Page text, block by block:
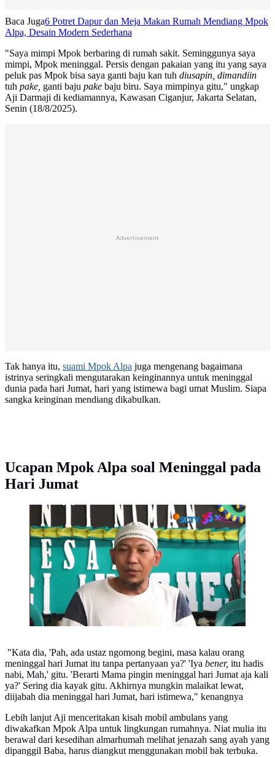
Baca Juga6 Potret Dapur dan Meja Makan Rumah Mendiang Mpok
Alpa, Desain Modern Sederhana
"Saya mimpi Mpok berbaring di rumah sakit. Seminggunya saya
mimpi, Mpok meninggal. Persis dengan pakaian yang itu yang saya
peluk pas Mpok bisa saya ganti baju kan tuh diusapin, dimandiin
tuh pake, ganti baju pake baju biru. Saya mimpinya gitu," ungkap
Aji Darmaji di kediamannya, Kawasan Ciganjur, Jakarta Selatan,
Senin (18/8/2025).
Advertisement
Tak hanya itu, suami Mpok Alpa juga mengenang bagaimana
istrinya seringkali mengutarakan keinginannya untuk meninggal
dunia pada hari Jumat, hari yang istimewa bagi umat Muslim. Siapa
sangka keinginan mendiang dikabulkan.
Ucapan Mpok Alpa soal Meninggal pada
Hari Jumat
Suami Mpok Alpa. (Hot Shot via YouTube/ SCTV)
"Kata dia, 'Pah, ada ustaz ngomong begini, masa kalau orang
meninggal hari Jumat itu tanpa pertanyaan ya?' 'Iya bener, itu hadis
nabi, Mah,' gitu. 'Berarti Mama pingin meninggal hari Jumat aja kali
ya?' Sering dia kayak gitu. Akhirnya mungkin malaikat lewat,
diijabah dia meninggal hari Jumat, hari istimewa," kenangnya
Lebih lanjut Aji menceritakan kisah mobil ambulans yang
diwakafkan Mpok Alpa untuk lingkungan rumahnya. Niat mulia itu
berawal dari kesedihan almarhumah melihat jenazah sang ayah yang
dipanggil Baba, harus diangkut menggunakan mobil bak terbuka.